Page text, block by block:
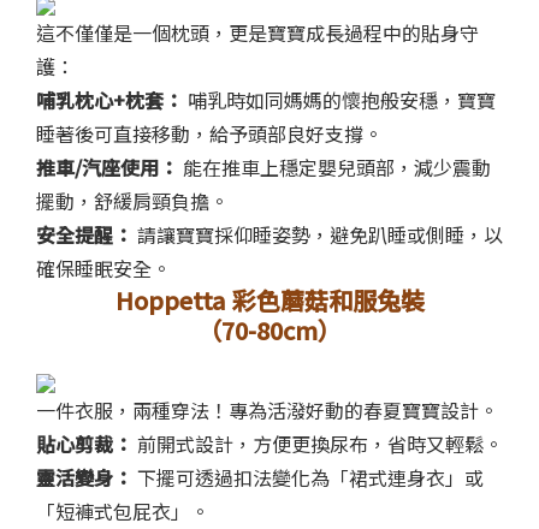
這不僅僅是一個枕頭，更是寶寶成長過程中的貼身守
護：
哺乳枕心+枕套： 哺乳時如同媽媽的懷抱般安穩，寶寶
睡著後可直接移動，給予頭部良好支撐。
推車/汽座使用： 能在推車上穩定嬰兒頭部，減少震動
擺動，舒緩肩頸負擔。
安全提醒： 請讓寶寶採仰睡姿勢，避免趴睡或側睡，以
確保睡眠安全。
Hoppetta 彩色蘑菇和服兔裝
（70-80cm）
一件衣服，兩種穿法！專為活潑好動的春夏寶寶設計。
貼心剪裁： 前開式設計，方便更換尿布，省時又輕鬆。
靈活變身： 下擺可透過扣法變化為「裙式連身衣」或
「短褲式包屁衣」。